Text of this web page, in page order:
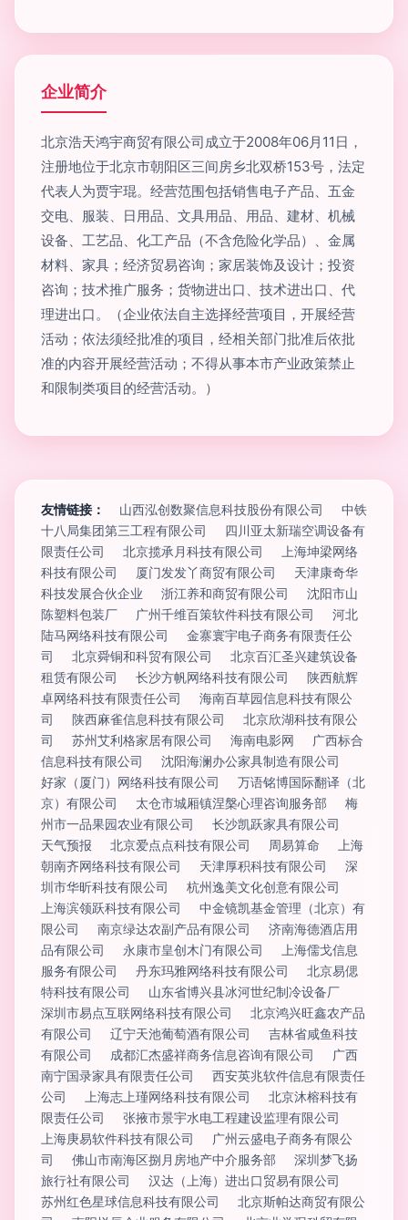
企业简介
北京浩天鸿宇商贸有限公司成立于2008年06月11日，
注册地位于北京市朝阳区三间房乡北双桥153号，法定
代表人为贾宇琨。经营范围包括销售电子产品、五金
交电、服装、日用品、文具用品、用品、建材、机械
设备、工艺品、化工产品（不含危险化学品）、金属
材料、家具；经济贸易咨询；家居装饰及设计；投资
咨询；技术推广服务；货物进出口、技术进出口、代
理进出口。（企业依法自主选择经营项目，开展经营
活动；依法须经批准的项目，经相关部门批准后依批
准的内容开展经营活动；不得从事本市产业政策禁止
和限制类项目的经营活动。）
友情链接： 山西泓创数聚信息科技股份有限公司
中铁
十八局集团第三工程有限公司
四川亚太新瑞空调设备有
限责任公司
北京揽承月科技有限公司
上海坤梁网络
科技有限公司
厦门发发丫商贸有限公司
天津康奇华
科技发展合伙企业
浙江养和商贸有限公司
沈阳市山
陈塑料包装厂
广州千维百策软件科技有限公司
河北
陆马网络科技有限公司
金寨寰宇电子商务有限责任公
司
北京舜铜和科贸有限公司
北京百汇圣兴建筑设备
租赁有限公司
长沙方帆网络科技有限公司
陕西航辉
卓网络科技有限责任公司
海南百草园信息科技有限公
司
陕西麻雀信息科技有限公司
北京欣湖科技有限公
司
苏州艾利格家居有限公司 海南电影网
广西标合
信息科技有限公司
沈阳海澜办公家具制造有限公司
好家（厦门）网络科技有限公司
万语铭博国际翻译（北
京）有限公司
太仓市城厢镇涅槃心理咨询服务部
梅
州市一品果园农业有限公司
长沙凯跃家具有限公司
天气预报
北京爱点点科技有限公司 周易算命
上海
朝南齐网络科技有限公司
天津厚积科技有限公司
深
圳市华昕科技有限公司
杭州逸美文化创意有限公司
上海滨领跃科技有限公司
中金镜凯基金管理（北京）有
限公司
南京绿达农副产品有限公司
济南海德酒店用
品有限公司
永康市皇创木门有限公司
上海儒戈信息
服务有限公司
丹东玛雅网络科技有限公司
北京易偲
特科技有限公司
山东省博兴县冰河世纪制冷设备厂
深圳市易点互联网络科技有限公司
北京鸿兴旺鑫农产品
有限公司
辽宁天池葡萄酒有限公司
吉林省咸鱼科技
有限公司
成都汇杰盛祥商务信息咨询有限公司
广西
南宁国录家具有限责任公司
西安英兆软件信息有限责任
公司
上海志上瑾网络科技有限公司
北京沐榕科技有
限责任公司
张掖市景宇水电工程建设监理有限公司
上海庚易软件科技有限公司
广州云盛电子商务有限公
司
佛山市南海区捌月房地产中介服务部
深圳梦飞扬
旅行社有限公司
汉达（上海）进出口贸易有限公司
苏州红色星球信息科技有限公司
北京斯帕达商贸有限公